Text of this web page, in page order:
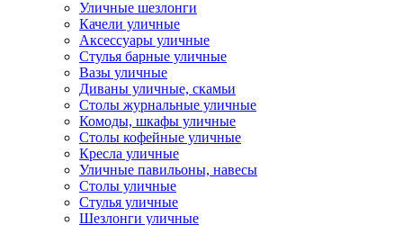
Уличные шезлонги
Качели уличные
Аксессуары уличные
Стулья барные уличные
Вазы уличные
Диваны уличные, скамьи
Столы журнальные уличные
Комоды, шкафы уличные
Столы кофейные уличные
Кресла уличные
Уличные павильоны, навесы
Столы уличные
Стулья уличные
Шезлонги уличные